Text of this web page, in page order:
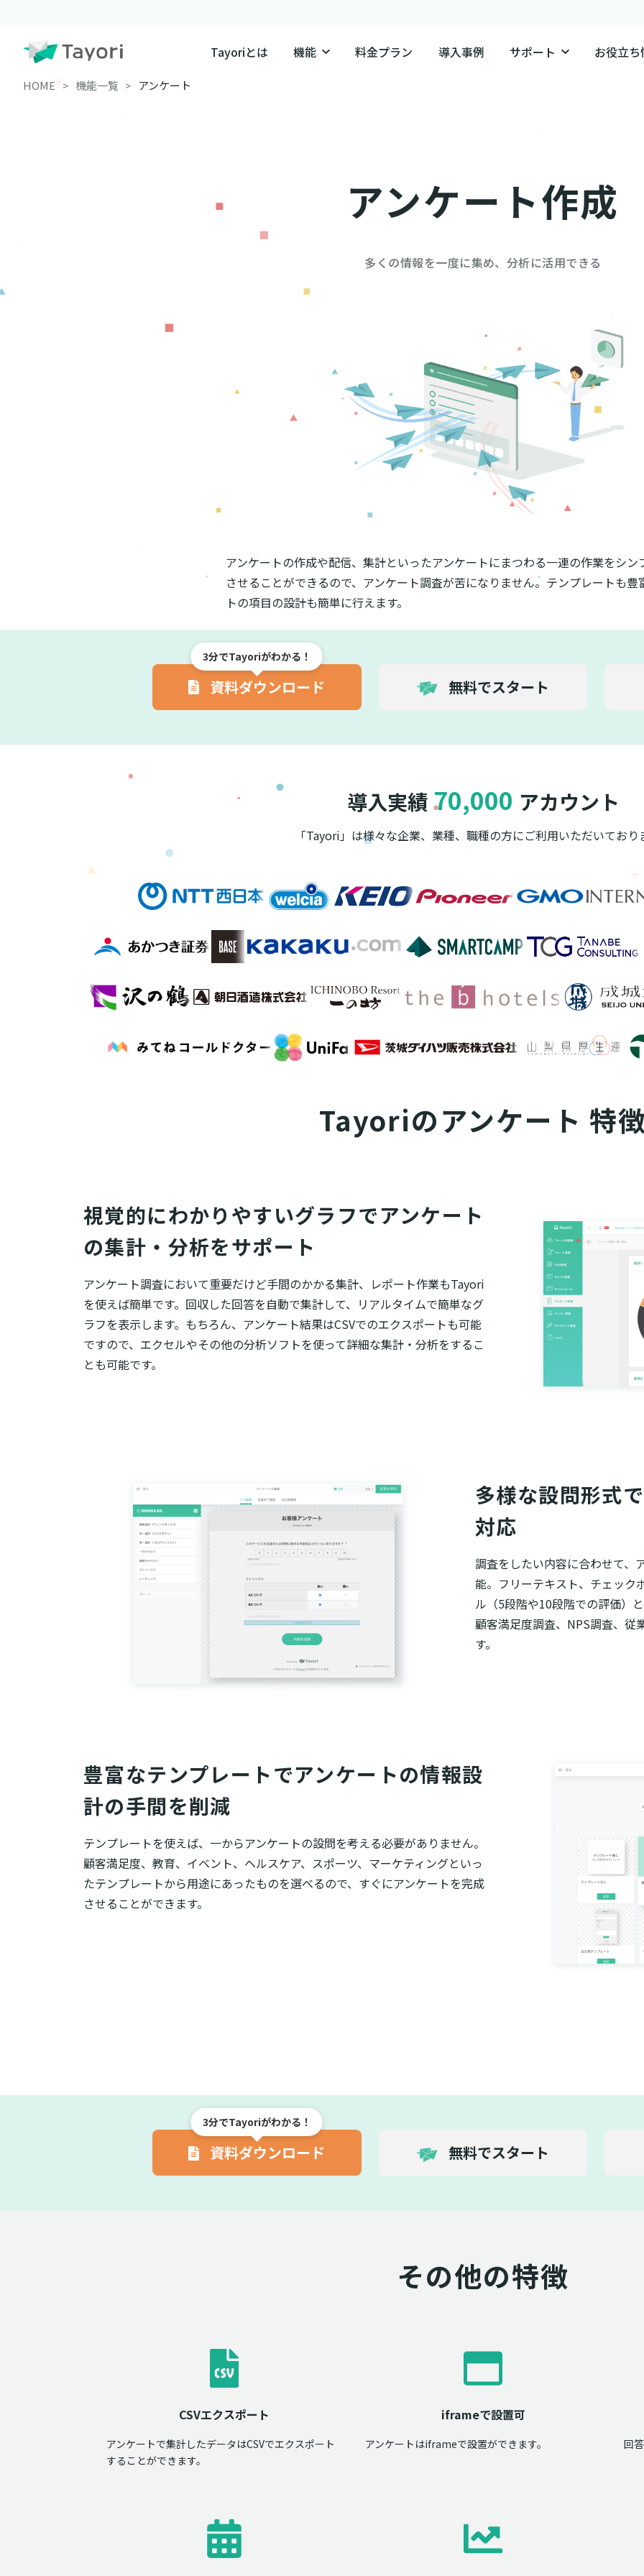
Tayoriとは 機能 料金プラン 導入事例 サポート お役立
HOME 機能一覧 アンケート
アンケート作成
多くの情報を一度に集め、分析に活用できる
アンケートの作成や配信、集計といったアンケートにまつわる一連の作業をシン
させることができるので、アンケート調査が苦になりません。テンプレートも豊
トの項目の設計も簡単に行えます。
3分でTayoriがわかる！
資料ダウンロード 無料でスタート
導入実績 70,000 アカウント
「Tayori」は様々な企業、業種、職種の方にご利用いただいており
Tayoriのアンケート 特
視覚的にわかりやすいグラフでアンケート
の集計・分析をサポート
アンケート調査において重要だけど手間のかかる集計、レポート作業もTayori
を使えば簡単です。回収した回答を自動で集計して、リアルタイムで簡単なグ
ラフを表示します。もちろん、アンケート結果はCSVでのエクスポートも可能
ですので、エクセルやその他の分析ソフトを使って詳細な集計・分析をするこ
とも可能です。
多様な設問形式
対応
調査をしたい内容に合わせて、
能。フリーテキスト、チェック
ル（5段階や10段階での評価）
顧客満足度調査、NPS調査、従
す。
豊富なテンプレートでアンケートの情報設
計の手間を削減
テンプレートを使えば、一からアンケートの設問を考える必要がありません。
顧客満足度、教育、イベント、ヘルスケア、スポーツ、マーケティングといっ
たテンプレートから用途にあったものを選べるので、すぐにアンケートを完成
させることができます。
3分でTayoriがわかる！
資料ダウンロード 無料でスタート
その他の特徴
CSVエクスポート
アンケートで集計したデータはCSVでエクスポート
することができます。
iframeで設置可
アンケートはiframeで設置ができます。 回